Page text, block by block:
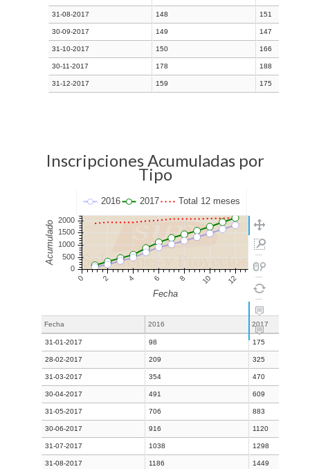
31-08-2017 148 151
30-09-2017 149 147
31-10-2017 150 166
30-11-2017 178 188
31-12-2017 159 175
Inscripciones Acumuladas por
Tipo
Fecha 2016 2017
31-01-2017 98 175
28-02-2017 209 325
31-03-2017 354 470
30-04-2017 491 609
31-05-2017 706 883
30-06-2017 916 1120
31-07-2017 1038 1298
31-08-2017 1186 1449